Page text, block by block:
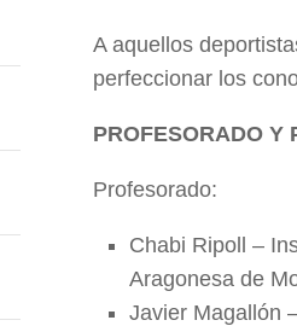
A aquellos
perfeccionar los
PROFESORADO Y
Profesorado:
Chabi Ripoll –
Aragonesa de
Javier Magallón